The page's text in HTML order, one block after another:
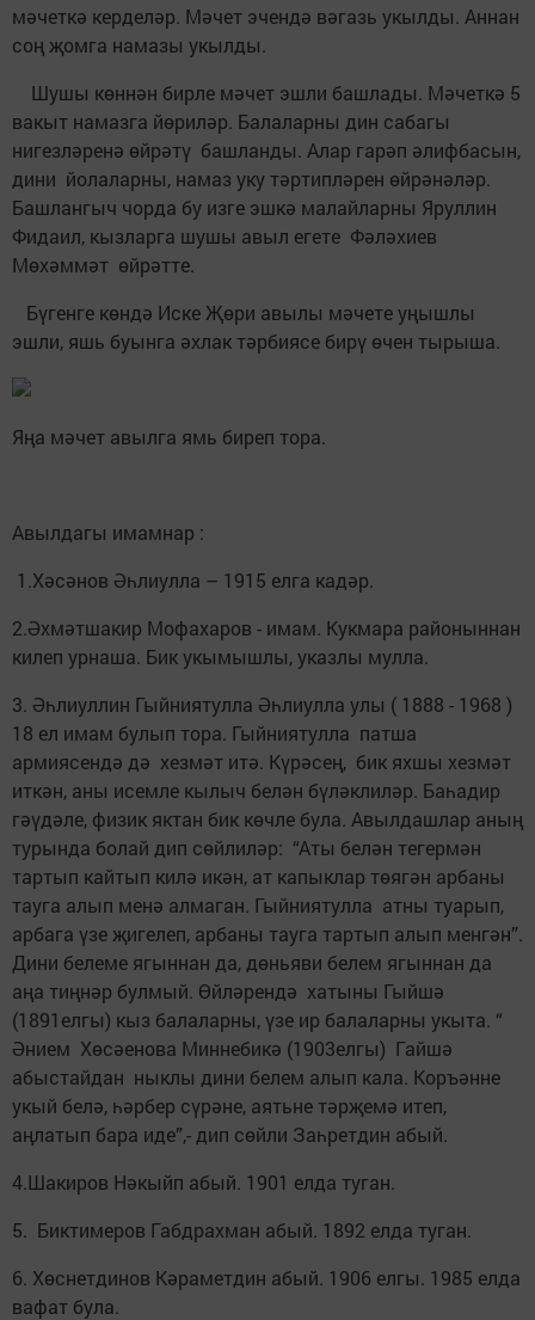
мәчеткә керделәр. Мәчет эчендә вәгазь укылды. Аннан
соң җомга намазы укылды.
Шушы көннән бирле мәчет эшли башлады. Мәчеткә 5
вакыт намазга йөриләр. Балаларны дин сабагы
нигезләренә өйрәтү башланды. Алар гарәп әлифбасын,
дини йолаларны, намаз уку тәртипләрен өйрәнәләр.
Башлангыч чорда бу изге эшкә малайларны Яруллин
Фидаил, кызларга шушы авыл егете Фәләхиев
Мөхәммәт өйрәтте.
Бүгенге көндә Иске Җөри авылы мәчете уңышлы
эшли, яшь буынга әхлак тәрбиясе бирү өчен тырыша.
Яңа мәчет авылга ямь биреп тора.
Авылдагы имамнар :
1.Хәсәнов Әһлиулла – 1915 елга кадәр.
2.Әхмәтшакир Мофахаров - имам. Кукмара районыннан
килеп урнаша. Бик укымышлы, указлы мулла.
3. Әһлиуллин Гыйниятулла Әһлиулла улы ( 1888 - 1968 )
18 ел имам булып тора. Гыйниятулла патша
армиясендә дә хезмәт итә. Күрәсең, бик яхшы хезмәт
иткән, аны исемле кылыч белән бүләклиләр. Баһадир
гәүдәле, физик яктан бик көчле була. Авылдашлар аның
турында болай дип сөйлиләр: “Аты белән тегермән
тартып кайтып килә икән, ат капыклар төягән арбаны
тауга алып менә алмаган. Гыйниятулла атны туарып,
арбага үзе җигелеп, арбаны тауга тартып алып менгән”.
Дини белеме ягыннан да, дөньяви белем ягыннан да
аңа тиңнәр булмый. Өйләрендә хатыны Гыйшә
(1891елгы) кыз балаларны, үзе ир балаларны укыта. “
Әнием Хөсәенова Миннебикә (1903елгы) Гайшә
абыстайдан ныклы дини белем алып кала. Коръәнне
укый белә, һәрбер сүрәне, аятьне тәрҗемә итеп,
аңлатып бара иде”,- дип сөйли Заһретдин абый.
4.Шакиров Нәкыйп абый. 1901 елда туган.
5. Биктимеров Габдрахман абый. 1892 елда туган.
6. Хөснетдинов Кәраметдин абый. 1906 елгы. 1985 елда
вафат була.